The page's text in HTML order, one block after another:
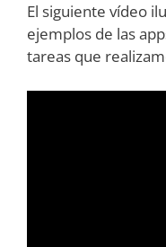
El siguiente vídeo
ejemplos de las
tareas que